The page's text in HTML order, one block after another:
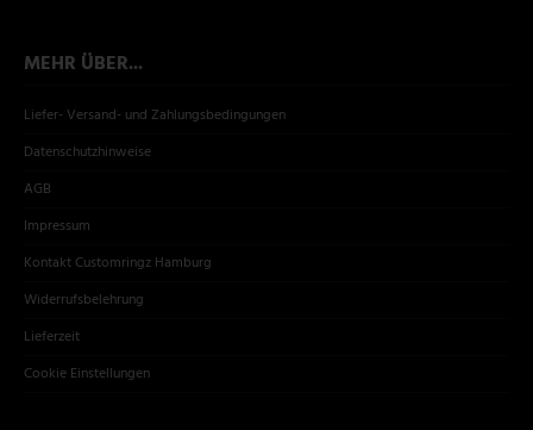
MEHR ÜBER...
Liefer- Versand- und Zahlungsbedingungen
Datenschutzhinweise
AGB
Impressum
Kontakt Customringz Hamburg
Widerrufsbelehrung
Lieferzeit
Cookie Einstellungen